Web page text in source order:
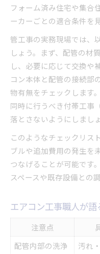
フォーム済み住宅や集合
ーカーごとの適合条件を
管工事の実務現場では、
しょう。まず、配管の材
し、必要に応じて交換や
コン本体と配管の接続部
物有無をチェックします
同時に行うべき付帯工事
落とさないようにしましょ
このようなチェックリス
ブルや追加費用の発生を
つなげることが可能です
スペースや既存設備との
エアコン工事職人が語
注意点
配管内部の洗浄
汚れ